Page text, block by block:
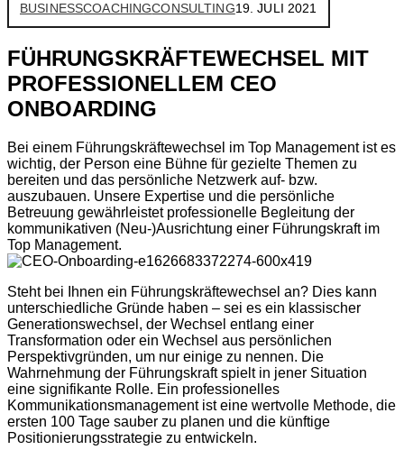
BUSINESSCOACHINGCONSULTING19. JULI 2021
FÜHRUNGSKRÄFTEWECHSEL MIT
PROFESSIONELLEM CEO
ONBOARDING
Bei einem Führungskräftewechsel im Top Management ist es
wichtig, der Person eine Bühne für gezielte Themen zu
bereiten und das persönliche Netzwerk auf- bzw.
auszubauen. Unsere Expertise und die persönliche
Betreuung gewährleistet professionelle Begleitung der
kommunikativen (Neu-)Ausrichtung einer Führungskraft im
Top Management.
Steht bei Ihnen ein Führungskräftewechsel an? Dies kann
unterschiedliche Gründe haben – sei es ein klassischer
Generationswechsel, der Wechsel entlang einer
Transformation oder ein Wechsel aus persönlichen
Perspektivgründen, um nur einige zu nennen. Die
Wahrnehmung der Führungskraft spielt in jener Situation
eine signifikante Rolle. Ein professionelles
Kommunikationsmanagement ist eine wertvolle Methode, die
ersten 100 Tage sauber zu planen und die künftige
Positionierungsstrategie zu entwickeln.